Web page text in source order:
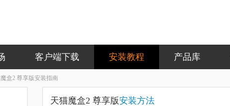
客户端下载 安装教程 产品库
盒2 尊享版安装指南
天猫魔盒2 尊享版安装方法